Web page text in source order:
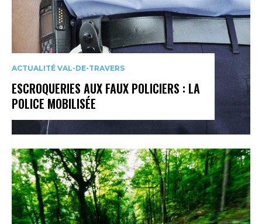
ACTUALITÉ VAL-DE-TRAVERS
ESCROQUERIES AUX FAUX POLICIERS : LA
POLICE MOBILISÉE